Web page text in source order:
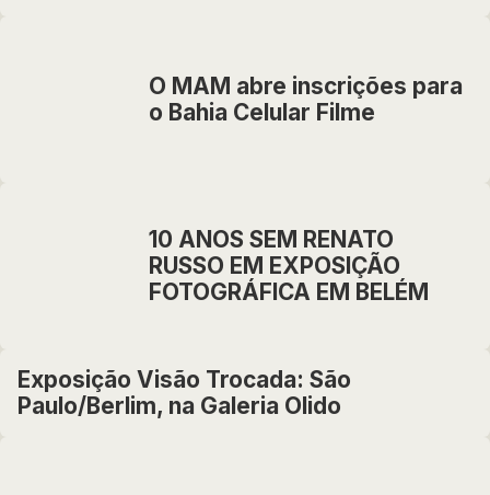
O MAM abre inscrições para
o Bahia Celular Filme
10 ANOS SEM RENATO
RUSSO EM EXPOSIÇÃO
FOTOGRÁFICA EM BELÉM
Exposição Visão Trocada: São
Paulo/Berlim, na Galeria Olido